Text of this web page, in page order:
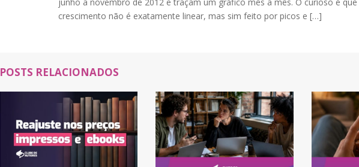
crescimento não é exatamente linear, mas sim feito por picos e […]
POSTS RELACIONADOS